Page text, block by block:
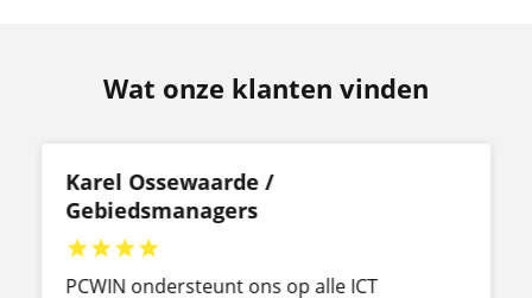
Wat onze klanten vinden
Karel Ossewaarde /
Gebiedsmanagers

PCWIN ondersteunt ons op alle ICT